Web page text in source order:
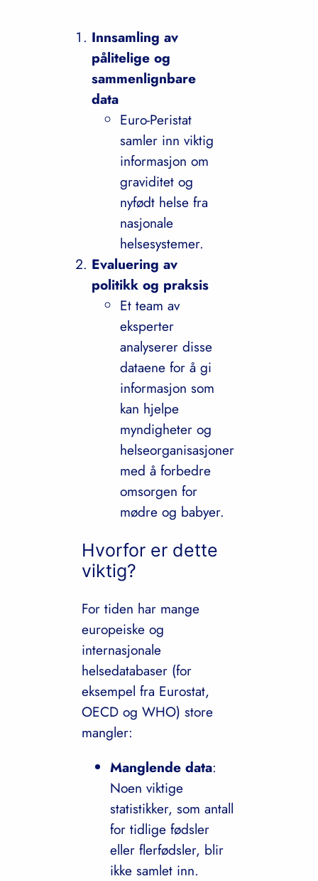
Innsamling av
pålitelige og
sammenlignbare
data
Euro-Peristat
samler inn viktig
informasjon om
graviditet og
nyfødt helse fra
nasjonale
helsesystemer.
Evaluering av
politikk og praksis
Et team av
eksperter
analyserer disse
dataene for å gi
informasjon som
kan hjelpe
myndigheter og
helseorganisasjoner
med å forbedre
omsorgen for
mødre og babyer.
Hvorfor er dette
viktig?
For tiden har mange
europeiske og
internasjonale
helsedatabaser (for
eksempel fra Eurostat,
OECD og WHO) store
mangler:
Manglende data:
Noen viktige
statistikker, som antall
for tidlige fødsler
eller flerfødsler, blir
ikke samlet inn.